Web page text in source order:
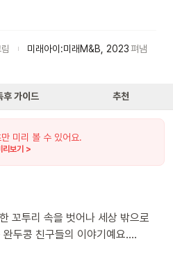
미래아이:미래M&B 2023펴냄
후 가이드 추천
미리 볼 수 있어요.
리보기 >
꼬투리 속을 벗어나 세상 밖으로
두콩 친구들의 이야기예요.